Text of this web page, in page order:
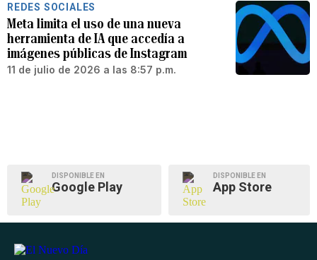
REDES SOCIALES
Meta limita el uso de una nueva
herramienta de IA que accedía a
imágenes públicas de Instagram
11 de julio de 2026 a las 8:57 p.m.
DISPONIBLE EN
Google Play
DISPONIBLE EN
App Store